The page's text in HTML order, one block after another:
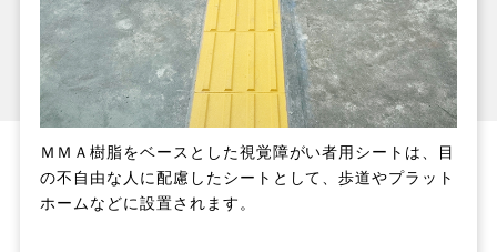
ＭＭＡ樹脂をベースとした視覚障がい者用シートは、目
の不自由な人に配慮したシートとして、歩道やプラット
ホームなどに設置されます。